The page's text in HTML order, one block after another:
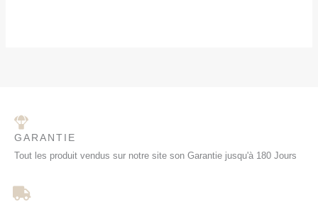
GARANTIE
Tout les produit vendus sur notre site son Garantie jusqu'à 180 Jours